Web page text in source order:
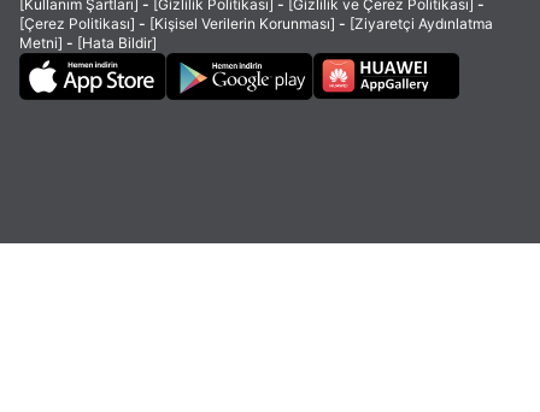
[Kullanım Şartları] - [Gizlilik Politikası] - [Gizlilik ve Çerez Politikası] -
[Çerez Politikası] - [Kişisel Verilerin Korunması] - [Ziyaretçi Aydınlatma
Metni] - [Hata Bildir]